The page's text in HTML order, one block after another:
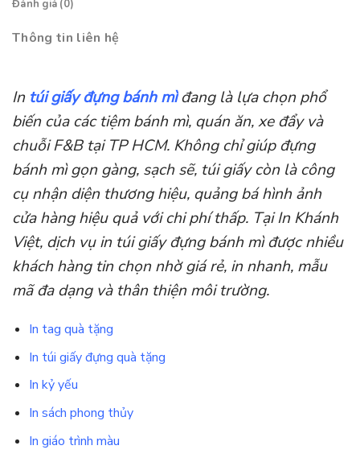
Đánh giá (0)
Thông tin liên hệ
In túi giấy đựng bánh mìđang là lựa chọn phổ
biến của các tiệm bánh mì, quán ăn, xe đẩy và
chuỗi F&B tại TP HCM. Không chỉ giúp đựng
bánh mì gọn gàng, sạch sẽ, túi giấy còn là công
cụ nhận diện thương hiệu, quảng bá hình ảnh
cửa hàng hiệu quả với chi phí thấp. Tại In Khánh
Việt, dịch vụ in túi giấy đựng bánh mì được nhiều
khách hàng tin chọn nhờ giá rẻ, in nhanh, mẫu
mã đa dạng và thân thiện môi trường.
In tag quà tặng
In túi giấy đựng quà tặng
In kỷ yếu
In sách phong thủy
In giáo trình màu